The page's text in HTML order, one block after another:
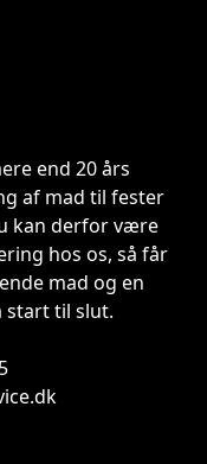
end 20 års
af mad til fester
kan derfor være
hos os, så får
mad og en
start til slut.